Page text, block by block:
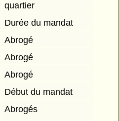
quartier
Durée du mandat
Abrogé
Abrogé
Abrogé
Début du mandat
Abrogés